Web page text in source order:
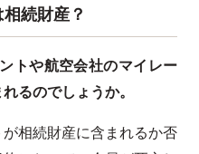
続財産？
トや航空会社のマイレー
るのでしょうか。
相続財産に含まれるか否